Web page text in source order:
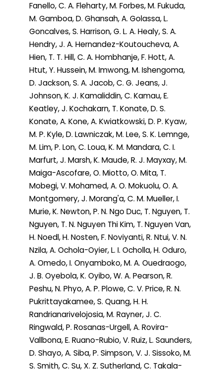
Fanello, C. A. Fleharty, M. Forbes, M. Fukuda,
M. Gamboa, D. Ghansah, A. Golassa, L.
Goncalves, S. Harrison, G. L. A. Healy, S. A.
Hendry, J. A. Hernandez-Koutoucheva, A.
Hien, T. T. Hill, C. A. Hombhanje, F. Hott, A.
Htut, Y. Hussein, M. Imwong, M. Ishengoma,
D. Jackson, S. A. Jacob, C. G. Jeans, J.
Johnson, K. J. Kamaliddin, C. Kamau, E.
Keatley, J. Kochakarn, T. Konate, D. S.
Konate, A. Kone, A. Kwiatkowski, D. P. Kyaw,
M. P. Kyle, D. Lawniczak, M. Lee, S. K. Lemnge,
M. Lim, P. Lon, C. Loua, K. M. Mandara, C. I.
Marfurt, J. Marsh, K. Maude, R. J. Mayxay, M.
Maiga-Ascofare, O. Miotto, O. Mita, T.
Mobegi, V. Mohamed, A. O. Mokuolu, O. A.
Montgomery, J. Morang'a, C. M. Mueller, I.
Murie, K. Newton, P. N. Ngo Duc, T. Nguyen, T.
Nguyen, T. N. Nguyen Thi Kim, T. Nguyen Van,
H. Noedl, H. Nosten, F. Noviyanti, R. Ntui, V. N.
Nzila, A. Ochola-Oyier, L. I. Ocholla, H. Oduro,
A. Omedo, I. Onyamboko, M. A. Ouedraogo,
J. B. Oyebola, K. Oyibo, W. A. Pearson, R.
Peshu, N. Phyo, A. P. Plowe, C. V. Price, R. N.
Pukrittayakamee, S. Quang, H. H.
Randrianarivelojosia, M. Rayner, J. C.
Ringwald, P. Rosanas-Urgell, A. Rovira-
Vallbona, E. Ruano-Rubio, V. Ruiz, L. Saunders,
D. Shayo, A. Siba, P. Simpson, V. J. Sissoko, M.
S. Smith, C. Su, X. Z. Sutherland, C. Takala-